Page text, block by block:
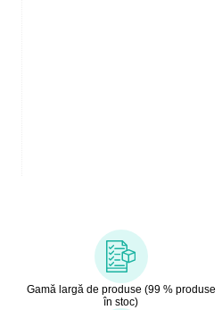
Gamă largă de produse (99 % produse
în stoc)